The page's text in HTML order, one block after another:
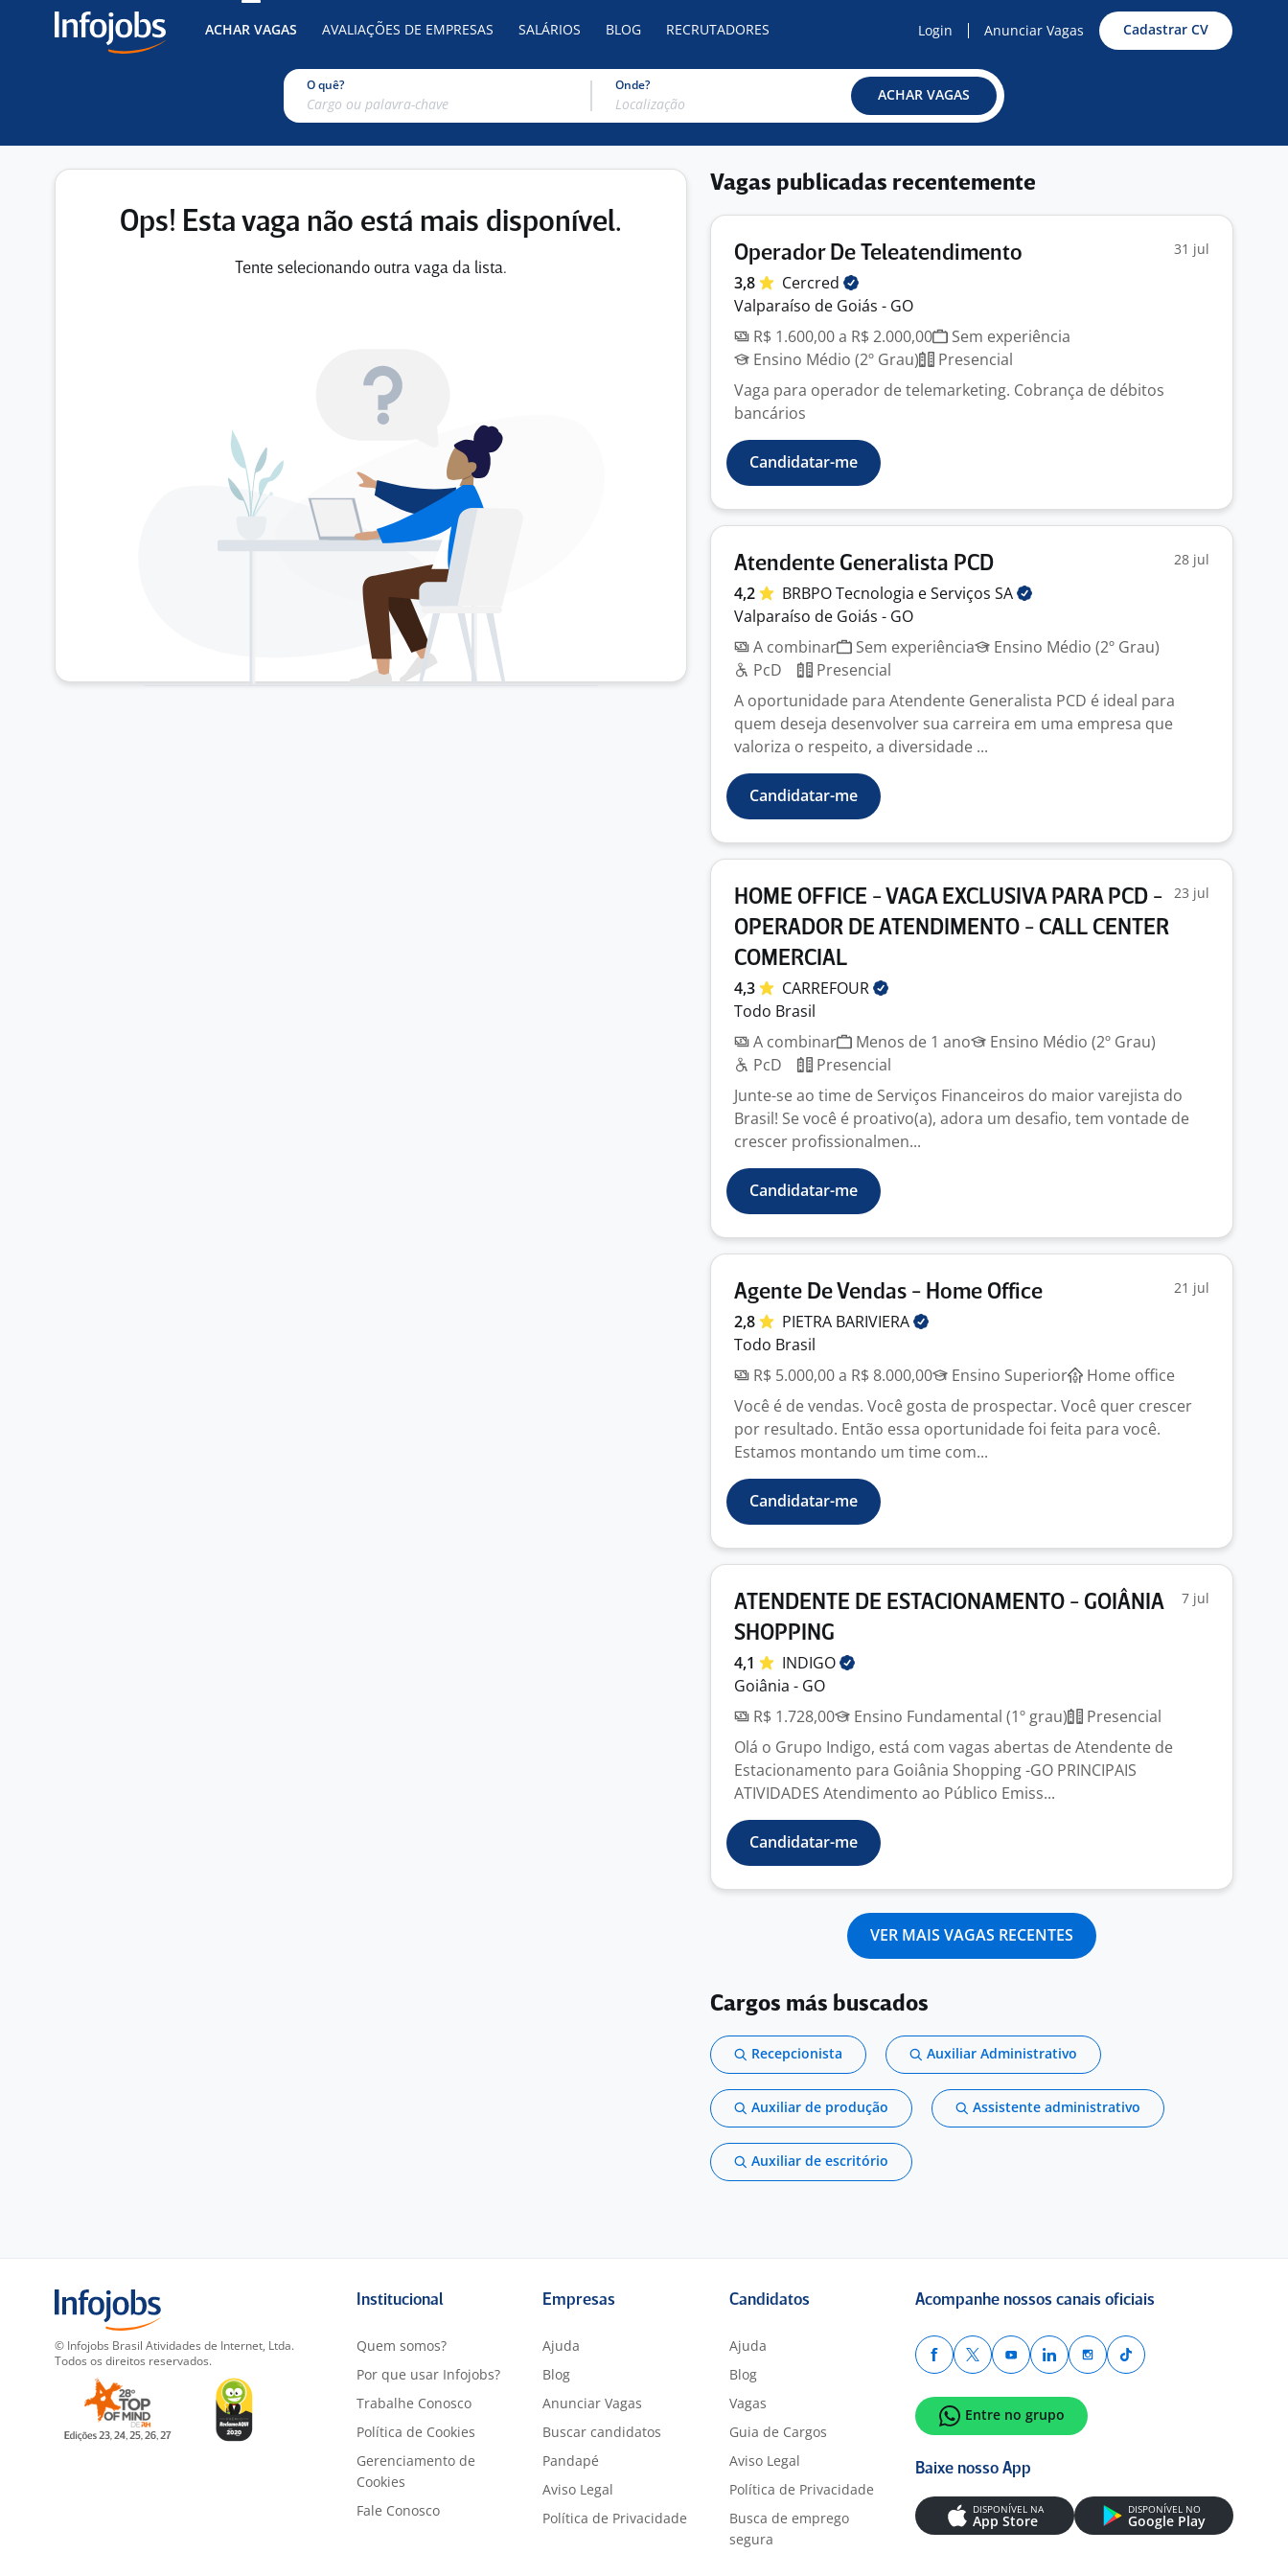
ACHAR VAGAS AVALIAÇÕES DE EMPRESAS SALÁRIOS BLOG RECRUTADORES Login Anunciar Vagas Cadastrar CV
O quê? Onde?
ACHAR VAGAS
Ops! Esta vaga não está mais disponível.
Tente selecionando outra vaga da lista.
Vagas publicadas recentemente
Operador De Teleatendimento 31 jul
3,8
Cercred
Valparaíso de Goiás - GO
R$ 1.600,00 a R$ 2.000,00
Sem experiência
Ensino Médio (2º Grau)
Presencial
Vaga para operador de telemarketing. Cobrança de débitos
bancários
Candidatar-me
Atendente Generalista PCD 28 jul
4,2 BRBPO Tecnologia e Serviços SA
Valparaíso de Goiás - GO
A combinar
Sem experiência
Ensino Médio (2º Grau)
PcD
Presencial
A oportunidade para Atendente Generalista PCD é ideal para
quem deseja desenvolver sua carreira em uma empresa que
valoriza o respeito, a diversidade ...
Candidatar-me
HOME OFFICE - VAGA EXCLUSIVA PARA PCD -
OPERADOR DE ATENDIMENTO - CALL CENTER
COMERCIAL
23 jul
4,3
CARREFOUR
Todo Brasil
A combinar
Menos de 1 ano
Ensino Médio (2º Grau)
PcD
Presencial
Junte-se ao time de Serviços Financeiros do maior varejista do
Brasil! Se você é proativo(a), adora um desafio, tem vontade de
crescer profissionalmen...
Candidatar-me
Agente De Vendas - Home Office 21 jul
2,8 PIETRA BARIVIERA
Todo Brasil
R$ 5.000,00 a R$ 8.000,00
Ensino Superior
Home office
Você é de vendas. Você gosta de prospectar. Você quer crescer
por resultado. Então essa oportunidade foi feita para você.
Estamos montando um time com...
Candidatar-me
ATENDENTE DE ESTACIONAMENTO - GOIÂNIA
SHOPPING
7 jul
4,1
INDIGO
Goiânia - GO
R$ 1.728,00
Ensino Fundamental (1º grau)
Presencial
Olá o Grupo Indigo, está com vagas abertas de Atendente de
Estacionamento para Goiânia Shopping -GO PRINCIPAIS
ATIVIDADES Atendimento ao Público Emiss...
Candidatar-me
VER MAIS VAGAS RECENTES
Cargos más buscados
Recepcionista Auxiliar Administrativo
Auxiliar de produção Assistente administrativo
Auxiliar de escritório
© Infojobs Brasil Atividades de Internet, Ltda.
Todos os direitos reservados.
Institucional
Quem somos?
Por que usar Infojobs?
Trabalhe Conosco
Política de Cookies
Gerenciamento de
Cookies
Fale Conosco
Empresas
Ajuda
Blog
Anunciar Vagas
Buscar candidatos
Pandapé
Aviso Legal
Política de Privacidade
Candidatos
Ajuda
Blog
Vagas
Guia de Cargos
Aviso Legal
Política de Privacidade
Busca de emprego
segura
Acompanhe nossos canais oficiais
Entre no grupo
Baixe nosso App
DISPONÍVEL NA
App Store
DISPONÍVEL NO
Google Play